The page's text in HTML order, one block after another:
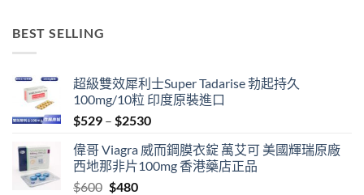
BEST SELLING
超級雙效犀利士Super Tadarise 勃起持久
100mg/10粒 印度原裝進口
$529 – $2530Price
$529
through
偉哥 Viagra 威而鋼膜衣錠 萬艾可 美國輝瑞原廠
西地那非片100mg 香港藥店正品
$600 Original
$480Current